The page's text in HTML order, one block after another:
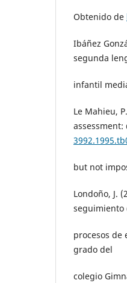
Obtenido de
Ibáñez
segunda
infantil
Le Mahieu,
but not
Londoño, J.
seguimiento
procesos de
grado del
colegio